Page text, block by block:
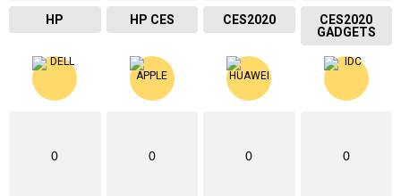
HP HP CES CES2020
CES2020
GADGETS
0 0 0 0